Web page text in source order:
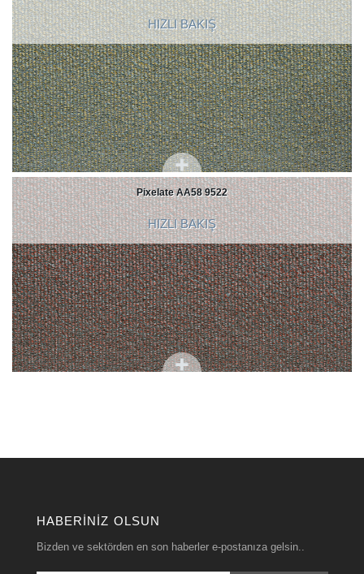
HIZLI BAKIŞ
Pixelate AA58 9522
HIZLI BAKIŞ
HABERINIZ OLSUN
Bizden ve sektörden en son haberler e-postanıza gelsin..